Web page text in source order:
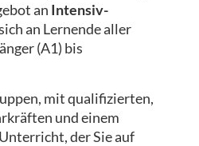
an Intensiv-
an Lernende aller
(A1) bis
mit qualifizierten,
und einem
der Sie auf